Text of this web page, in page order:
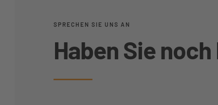
SPRECHEN SIE UNS AN
Haben Sie